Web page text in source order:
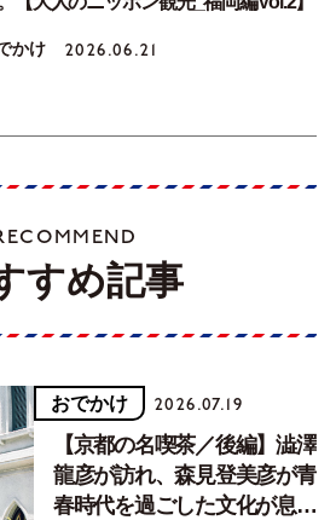
かけ 2026.06.21
すめ記事
おでかけ 2026.07.19
【京都の名喫茶／後編】澁澤
龍彦が訪れ、森見登美彦が青
春時代を過ごした文化が息づ